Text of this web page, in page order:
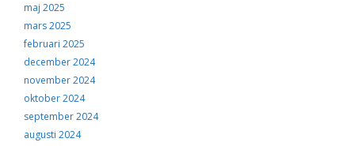
maj 2025
mars 2025
februari 2025
december 2024
november 2024
oktober 2024
september 2024
augusti 2024